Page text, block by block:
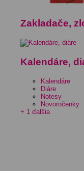
Zakladače,
Kalendáre,
Kalendáre
Diáre
Notesy
Novoročenky
+ 1 ďalšia